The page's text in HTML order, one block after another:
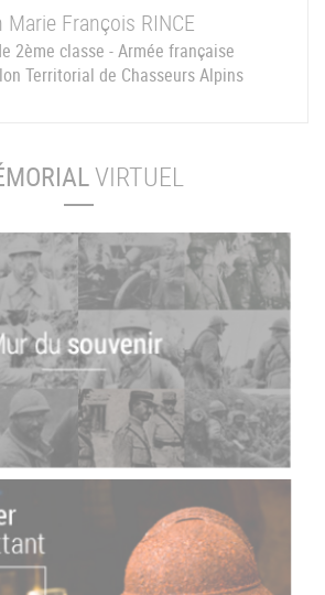
Marie François RINCE
2ème classe - Armée française
Territorial de Chasseurs Alpins
VIRTUEL